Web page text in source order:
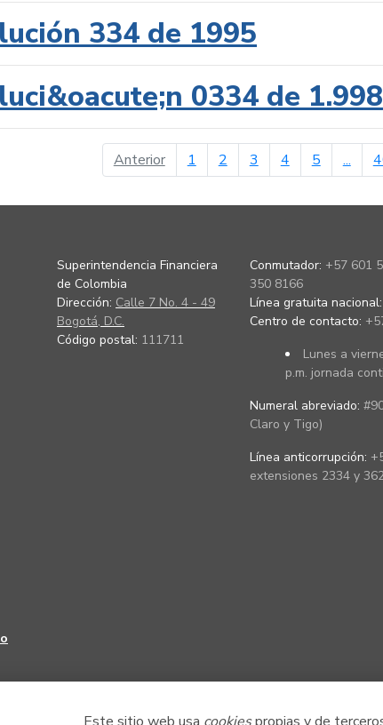
334 de 1995
0334 de 1.998
Anteriorpágina anterior
1 2 3 4 5 ...
Superintendencia Financiera
de Colombia
Dirección: Calle 7 No. 4 - 49
Bogotá, D.C.
Código postal: 111711
Conmutador: +57 601
350 8166
Línea gratuita nacional:
Centro de contacto:
Lunes a
p.m. jornada
Numeral abreviado:
Claro y Tigo)
Línea anticorrupción:
extensiones 2334 y